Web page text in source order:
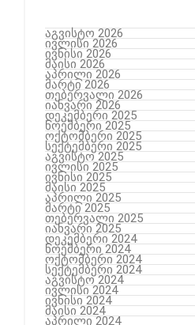
აგვისტო 2026
ივლისი 2026
ივნისი 2026
მაისი 2026
აპრილი 2026
მარტი 2026
თებერვალი 2026
იანვარი 2026
დეკემბერი 2025
ნოემბერი 2025
ოქტომბერი 2025
სექტემბერი 2025
აგვისტო 2025
ივლისი 2025
ივნისი 2025
მაისი 2025
აპრილი 2025
მარტი 2025
თებერვალი 2025
იანვარი 2025
დეკემბერი 2024
ნოემბერი 2024
ოქტომბერი 2024
სექტემბერი 2024
აგვისტო 2024
ივლისი 2024
ივნისი 2024
მაისი 2024
აპრილი 2024